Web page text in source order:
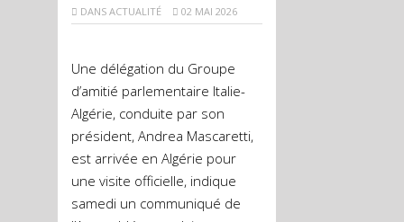
DANS ACTUALITÉ 02 MAI 2026
Une délégation du Groupe
d’amitié parlementaire Italie-
Algérie, conduite par son
président, Andrea Mascaretti,
est arrivée en Algérie pour
une visite officielle, indique
samedi un communiqué de